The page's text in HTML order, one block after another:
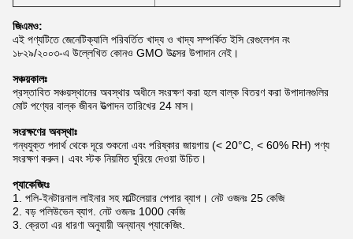
জিএমও:
এই পণ্যটিতে জেনেটিক্যালি পরিবর্তিত খাদ্য ও খাদ্য সম্পর্কিত ইসি রেগুলেশন নং
১৮২৯/২০০৩-এ উল্লেখিত কোনও GMO উত্সের উপাদান নেই।
সঞ্চয়কালঃ
প্রস্তাবিত সঞ্চয়স্থানের অবস্থার অধীনে সংরক্ষণ করা হলে বাল্ক বিতরণ করা উপাদানগুলির
মোট পণ্যের বাল্ক জীবন উত্পাদন তারিখের 24 মাস।
সংরক্ষণের অবস্থাঃ
গন্ধযুক্ত পদার্থ থেকে দূরে শুকনো এবং পরিষ্কার জায়গায় (< 20°C, < 60% RH) পণ্য
সংরক্ষণ করুন। এবং স্টক নিয়মিত ঘুরিয়ে দেওয়া উচিত।
প্যাকেজিংঃ
1. পলি-ইনটারনাল লাইনার সহ মাল্টিলেয়ার পেপার ব্যাগ। নেট ওজনঃ 25 কেজি
2. বড় পলিউভেন ব্যাগ. নেট ওজনঃ 1000 কেজি
3. ক্রেতা এর ধারণা অনুযায়ী অন্যান্য প্যাকেজিং.